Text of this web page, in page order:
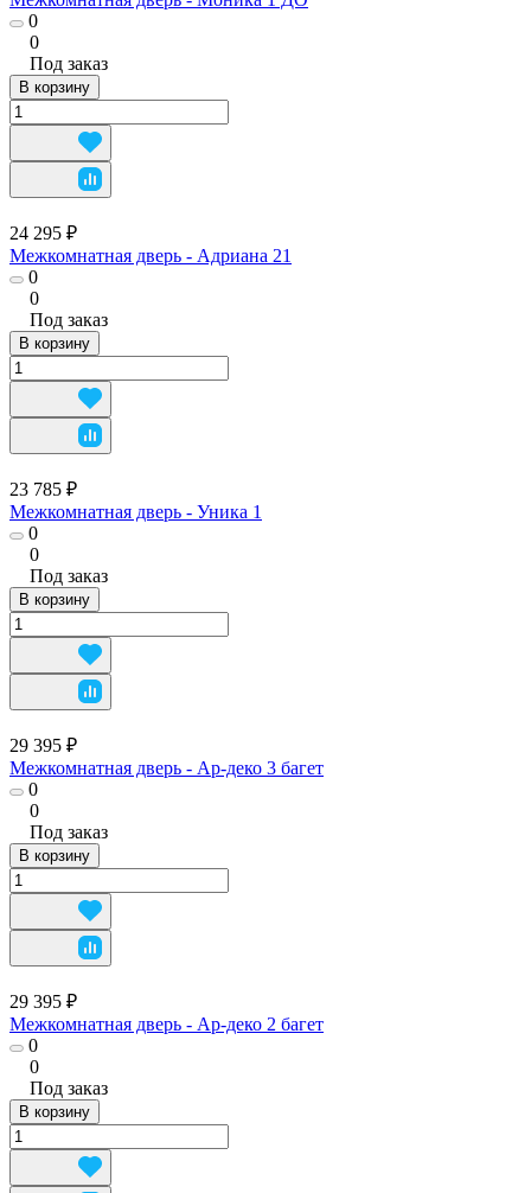
0
0
Под заказ
В корзину
24 295 ₽
Межкомнатная дверь - Адриана 21
0
0
Под заказ
В корзину
23 785 ₽
Межкомнатная дверь - Уника 1
0
0
Под заказ
В корзину
29 395 ₽
Межкомнатная дверь - Ар-деко 3 багет
0
0
Под заказ
В корзину
29 395 ₽
Межкомнатная дверь - Ар-деко 2 багет
0
0
Под заказ
В корзину